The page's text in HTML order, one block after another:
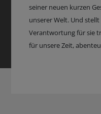
seiner neuen kurzen
unserer Welt. Und
Verantwortung für sie
für unsere Zeit,